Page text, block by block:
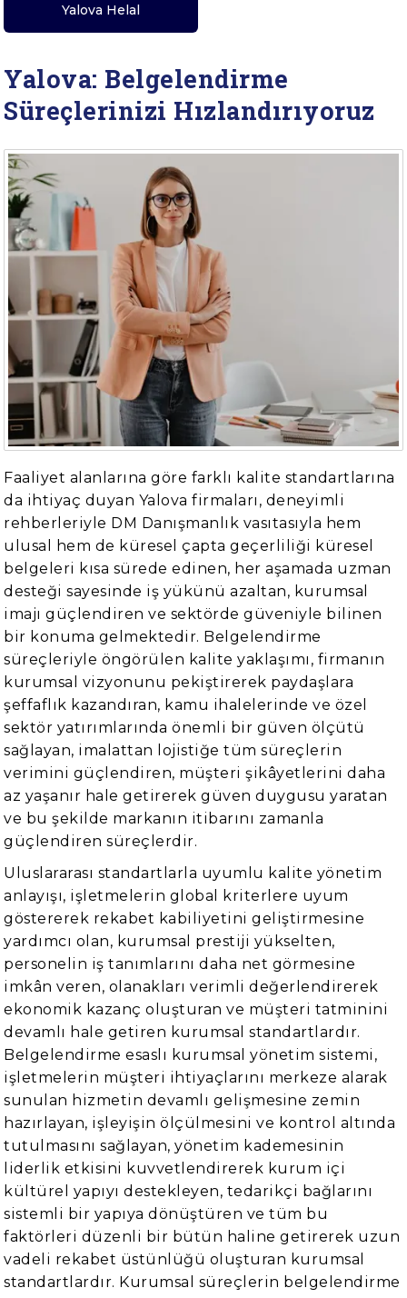
Yalova Helal
Yalova: Belgelendirme
Süreçlerinizi Hızlandırıyoruz
Faaliyet alanlarına göre farklı kalite standartlarına
da ihtiyaç duyan Yalova firmaları, deneyimli
rehberleriyle DM Danışmanlık vasıtasıyla hem
ulusal hem de küresel çapta geçerliliği küresel
belgeleri kısa sürede edinen, her aşamada uzman
desteği sayesinde iş yükünü azaltan, kurumsal
imajı güçlendiren ve sektörde güveniyle bilinen
bir konuma gelmektedir. Belgelendirme
süreçleriyle öngörülen kalite yaklaşımı, firmanın
kurumsal vizyonunu pekiştirerek paydaşlara
şeffaflık kazandıran, kamu ihalelerinde ve özel
sektör yatırımlarında önemli bir güven ölçütü
sağlayan, imalattan lojistiğe tüm süreçlerin
verimini güçlendiren, müşteri şikâyetlerini daha
az yaşanır hale getirerek güven duygusu yaratan
ve bu şekilde markanın itibarını zamanla
güçlendiren süreçlerdir.
Uluslararası standartlarla uyumlu kalite yönetim
anlayışı, işletmelerin global kriterlere uyum
göstererek rekabet kabiliyetini geliştirmesine
yardımcı olan, kurumsal prestiji yükselten,
personelin iş tanımlarını daha net görmesine
imkân veren, olanakları verimli değerlendirerek
ekonomik kazanç oluşturan ve müşteri tatminini
devamlı hale getiren kurumsal standartlardır.
Belgelendirme esaslı kurumsal yönetim sistemi,
işletmelerin müşteri ihtiyaçlarını merkeze alarak
sunulan hizmetin devamlı gelişmesine zemin
hazırlayan, işleyişin ölçülmesini ve kontrol altında
tutulmasını sağlayan, yönetim kademesinin
liderlik etkisini kuvvetlendirerek kurum içi
kültürel yapıyı destekleyen, tedarikçi bağlarını
sistemli bir yapıya dönüştüren ve tüm bu
faktörleri düzenli bir bütün haline getirerek uzun
vadeli rekabet üstünlüğü oluşturan kurumsal
standartlardır. Kurumsal süreçlerin belgelendirme